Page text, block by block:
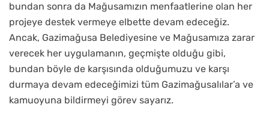
bundan sonra da Mağusamızın menfaatlerine olan her
projeye destek vermeye elbette devam edeceğiz.
Ancak, Gazimağusa Belediyesine ve Mağusamıza zarar
verecek her uygulamanın, geçmişte olduğu gibi,
bundan böyle de karşısında olduğumuzu ve karşı
durmaya devam edeceğimizi tüm Gazimağusalılar’a ve
kamuoyuna bildirmeyi görev sayarız.